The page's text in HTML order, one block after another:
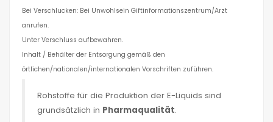
Bei Verschlucken: Bei Unwohlsein Giftinformationszentrum/Arzt
anrufen.
Unter Verschluss aufbewahren.
Inhalt / Behälter der Entsorgung gemäß den
örtlichen/nationalen/internationalen Vorschriften zuführen.
Rohstoffe für die Produktion der E-Liquids sind
grundsätzlich in Pharmaqualität.